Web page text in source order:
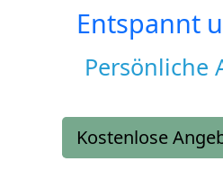
Entspannt
Persönliche
Kostenlose